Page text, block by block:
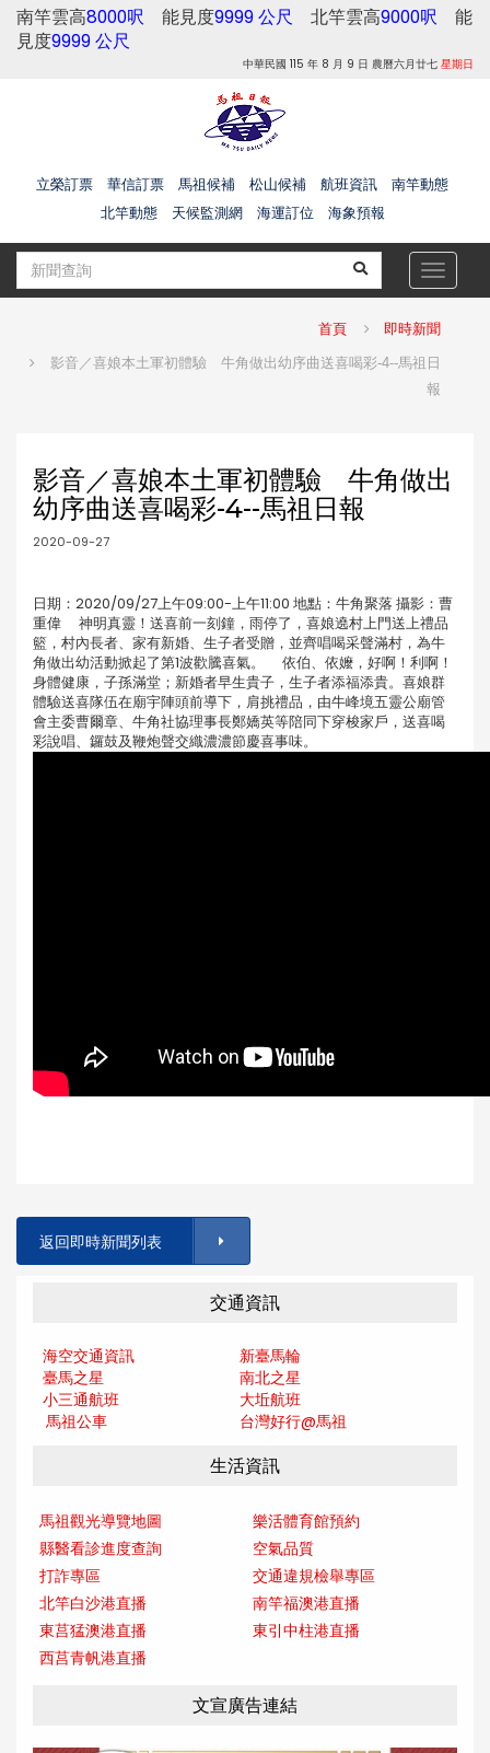
南竿雲高8000呎 能見度9999 公尺 北竿雲高9000呎 能
見度9999 公尺
中華民國 115 年 8 月 9 日 農曆六月廿七 星期日
立榮訂票 華信訂票 馬祖候補 松山候補 航班資訊
南竿動態
北竿動態
天候監測網 海運訂位 海象預報
Toggle
首頁 即時新聞
影音／喜娘本土軍初體驗 牛角做出幼序曲送喜喝彩-4--馬祖日
報
影音／喜娘本土軍初體驗 牛角做出
幼序曲送喜喝彩-4--馬祖日報
2020-09-27
日期：2020/09/27上午09:00-上午11:00 地點：牛角聚落 攝影：曹
重偉 神明真靈！送喜前一刻鐘，雨停了，喜娘遶村上門送上禮品
籃，村內長者、家有新婚、生子者受贈，並齊唱喝采聲滿村，為牛
角做出幼活動掀起了第1波歡騰喜氣。 依伯、依嬤，好啊！利啊！
身體健康，子孫滿堂；新婚者早生貴子，生子者添福添貴。喜娘群
體驗送喜隊伍在廟宇陣頭前導下，肩挑禮品，由牛峰境五靈公廟管
會主委曹爾章、牛角社協理事長鄭嬌英等陪同下穿梭家戶，送喜喝
彩說唱、鑼鼓及鞭炮聲交織濃濃節慶喜事味。
返回即時新聞列表
交通資訊
海空交通資訊
新臺馬輪
臺馬之星
南北之星
小三通航班
大坵航班
馬祖公車
台灣好行@馬祖
生活資訊
馬祖觀光導覽地圖
樂活體育館預約
縣醫看診進度查詢
空氣品質
打詐專區
交通違規檢舉專區
北竿白沙港直播
南竿福澳港直播
東莒猛澳港直播
東引中柱港直播
西莒青帆港直播
文宣廣告連結